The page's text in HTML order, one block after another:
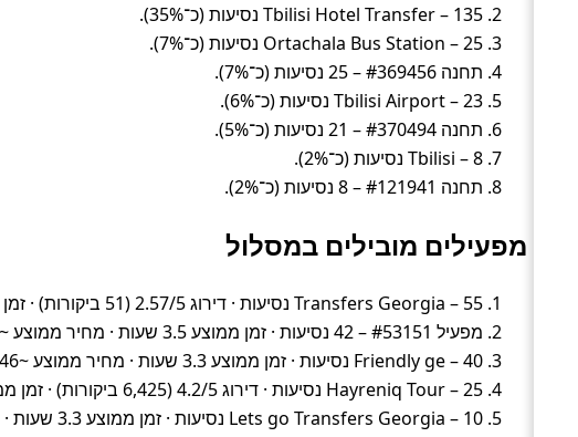
Tbilisi Hotel Transfer – 135 נסיעות (כ־35%).
Ortachala Bus Station – 25 נסיעות (כ־7%).
תחנה #369456 – 25 נסיעות (כ־7%).
Tbilisi Airport – 23 נסיעות (כ־6%).
תחנה #370494 – 21 נסיעות (כ־5%).
Tbilisi – 8 נסיעות (כ־2%).
תחנה #121941 – 8 נסיעות (כ־2%).
מפעילים מובילים במסלול
Transfers Georgia – 55 נסיעות · דירוג 2.57/5 (51 ביקורות) · זמן ממוצע 3 שעות · מחיר ממוצע ~306 ₪
מפעיל #53151 – 42 נסיעות · זמן ממוצע 3.5 שעות · מחיר ממוצע ~286 ₪
Friendly ge – 40 נסיעות · זמן ממוצע 3.3 שעות · מחיר ממוצע ~646 ₪
Hayreniq Tour – 25 נסיעות · דירוג 4.2/5 (6,425 ביקורות) · זמן ממוצע 2.3 שעות · מחיר ממוצע ~208 ₪
Lets go Transfers Georgia – 10 נסיעות · זמן ממוצע 3.3 שעות · מחיר ממוצע ~437 ₪